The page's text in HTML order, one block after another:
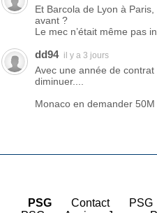
Et Barcola de Lyon à
avant ?
Le mec n’était même pas
dd94 il y a 3 jours
Avec une année de
diminuer....
Monaco en demander 50M
PSG Contact PSG